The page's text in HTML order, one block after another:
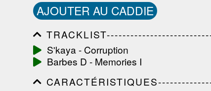
AJOUTER AU CADDIE
-----------------
S'kaya - Corruption
Barbes D - Memories I